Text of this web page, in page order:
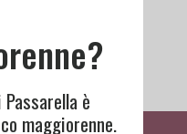
è
maggiorenne.